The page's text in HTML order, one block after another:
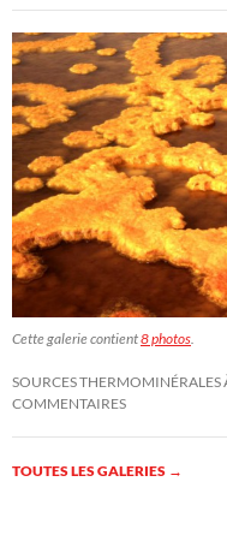
Cette galerie contient8 photos
SOURCES
COMMENTAIRES
TOUTES LES GALERIES →